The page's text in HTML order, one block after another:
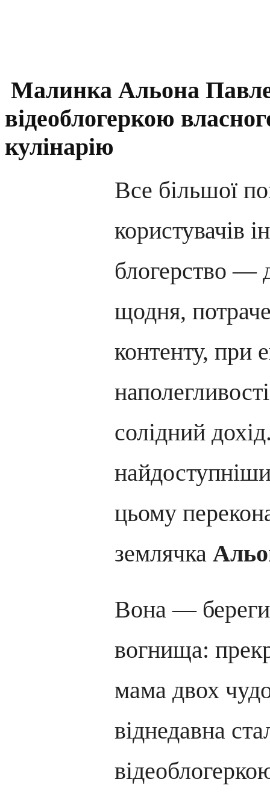
Малинка Альона
відеоблогеркою
кулінарію
Все більшої
користувачів
блогерство —
щодня,
контенту, при
солідний
цьому
землячка
Вона —
вогнища:
мама двох
віднедавна